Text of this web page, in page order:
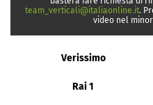
team_verticali@italiaonline.it.
video nel
Verissimo
Rai 1